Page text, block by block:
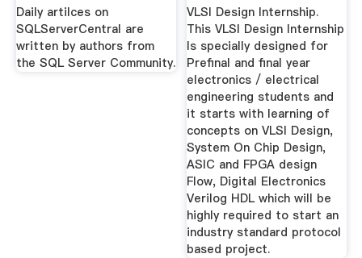
Daily artilces on
SQLServerCentral are
written by authors from
the SQL Server Community.
VLSI Design Internship.
This VLSI Design Internship
Is specially designed for
Prefinal and final year
electronics / electrical
engineering students and
it starts with learning of
concepts on VLSI Design,
System On Chip Design,
ASIC and FPGA design
Flow, Digital Electronics
Verilog HDL which will be
highly required to start an
industry standard protocol
based project.